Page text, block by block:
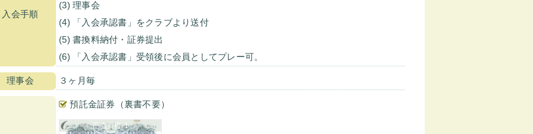
入会手順
(3) 理事会
(4) 「入会承認書」をクラブより送付
(5) 書換料納付・証券提出
(6) 「入会承認書」受領後に会員としてプレー可。
理事会 ３ヶ月毎
預託金証券（裏書不要）
正会員権-1